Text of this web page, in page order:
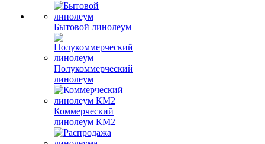
Бытовой линолеум
Полукоммерческий
линолеум
Коммерческий
линолеум КМ2